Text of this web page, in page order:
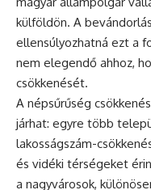
külföldön. A
ellensúlyozhatná ezt a
nem elegendő ahhoz,
csökkenését.
A népsűrűség
járhat: egyre több
lakosságszám-
és vidéki térségeket
a nagyvárosok,